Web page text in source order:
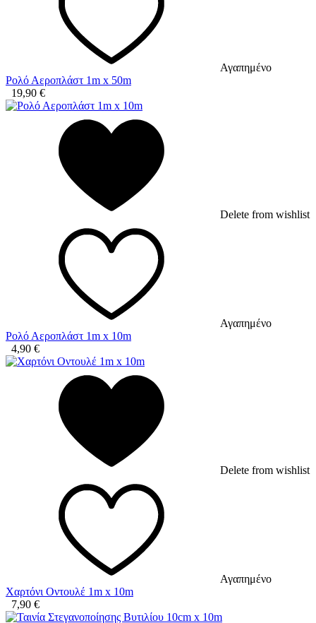
Αγαπημένο
Ρολό Αεροπλάστ 1m x 50m
19,90 €
Delete from wishlist
Αγαπημένο
Ρολό Αεροπλάστ 1m x 10m
4,90 €
Delete from wishlist
Αγαπημένο
Χαρτόνι Οντουλέ 1m x 10m
7,90 €